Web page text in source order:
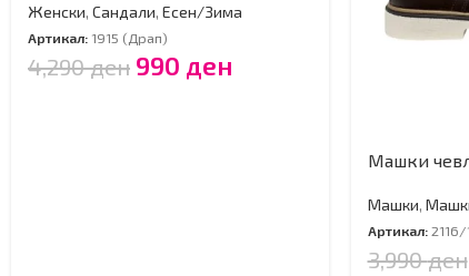
Женски, Сандали, Есен/Зима
Артикал: 1915 (Драп)
4,290ден 990 ден
Машки
Машки,
Артикал:
3,990ден